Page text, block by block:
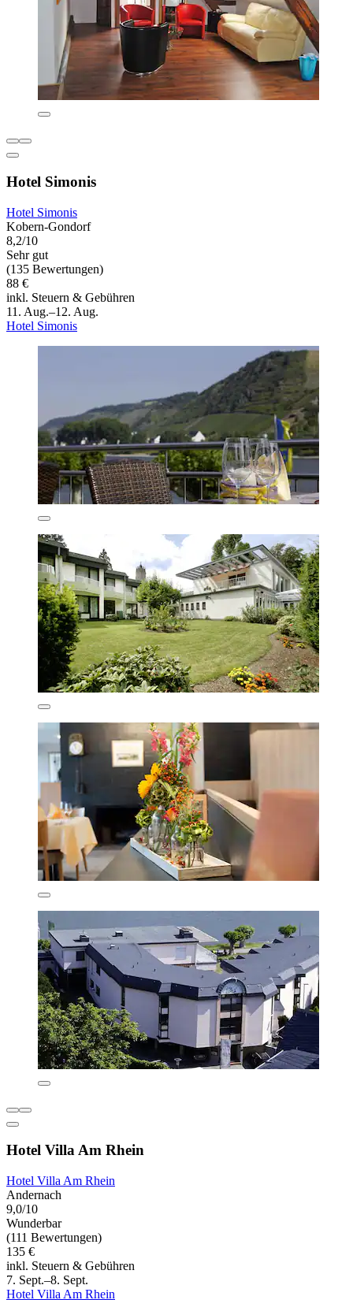
Hotel Simonis
Hotel Simonis
Kobern-Gondorf
8,2/10
Sehr gut
(135 Bewertungen)
88 €
inkl. Steuern & Gebühren
11. Aug.–12. Aug.
Hotel Simonis
Hotel Villa Am Rhein
Hotel Villa Am Rhein
Andernach
9,0/10
Wunderbar
(111 Bewertungen)
135 €
inkl. Steuern & Gebühren
7. Sept.–8. Sept.
Hotel Villa Am Rhein